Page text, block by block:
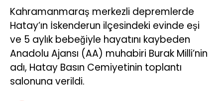
SPOR
MAGAZIN
SAĞLIK
RESMI İLANLAR
SERVISLER
Kahramanmaraş merkezli depremlerde
Hatay’ın İskenderun ilçesindeki evinde eşi
ve 5 aylık bebeğiyle hayatını kaybeden
Anadolu Ajansı (AA) muhabiri Burak Milli’nin
adı, Hatay Basın Cemiyetinin toplantı
salonuna verildi.